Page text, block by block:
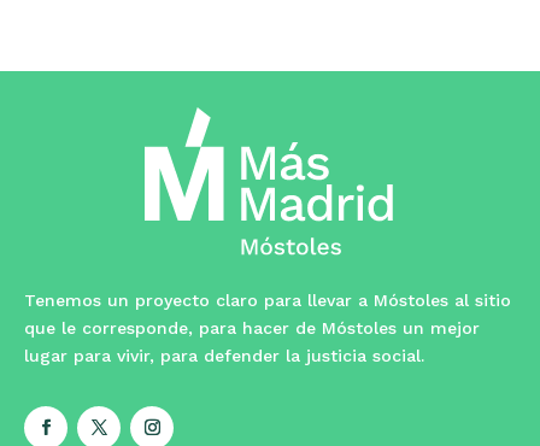
Tenemos un proyecto claro para llevar a Móstoles al sitio
que le corresponde, para hacer de Móstoles un mejor
lugar para vivir, para defender la justicia social.